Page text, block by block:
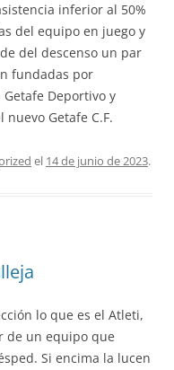
inferior al 50%
del equipo en juego y
del descenso un par
fundadas por
Deportivo y
Getafe C.F.
el 14 de junio de 2023.
lo que es el Atleti,
de un equipo que
Si encima la lucen